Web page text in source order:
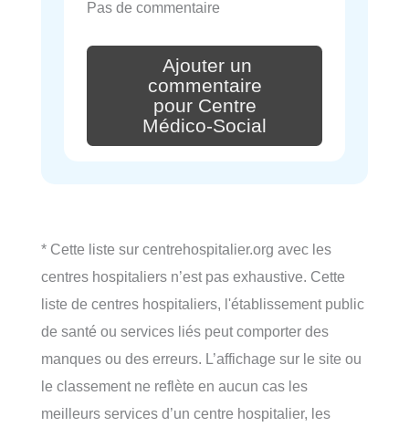
Pas de commentaire
Ajouter un
commentaire
pour Centre
Médico-Social
* Cette liste sur centrehospitalier.org avec les
centres hospitaliers n’est pas exhaustive. Cette
liste de centres hospitaliers, l'établissement public
de santé ou services liés peut comporter des
manques ou des erreurs. L’affichage sur le site ou
le classement ne reflète en aucun cas les
meilleurs services d’un centre hospitalier, les